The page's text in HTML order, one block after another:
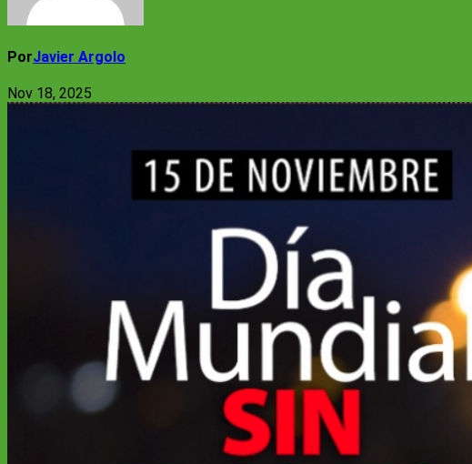
PorJavier Argolo
Nov 18, 2025